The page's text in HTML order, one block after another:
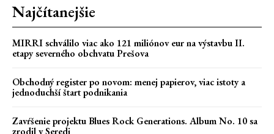
Najčítanejšie
MIRRI schválilo viac ako 121 miliónov eur na výstavbu II.
etapy severného obchvatu Prešova
Obchodný register po novom: menej papierov, viac istoty a
jednoduchší štart podnikania
Zavŕšenie projektu Blues Rock Generations. Album No. 10 sa
zrodil v Seredi